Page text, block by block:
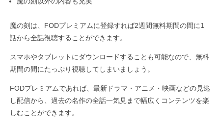
魔の刻は、FODプレミアムに登録すれば2週間無料期間の間に1
話から全話視聴することができます。
スマホやタブレットにダウンロードすることも可能なので、無料
期間の間にたっぷり視聴してしまいましょう。
FODプレミアムであれば、最新ドラマ・アニメ・映画などの見逃
し配信から、過去の名作の全話一気見まで幅広くコンテンツを楽
しむことができます。